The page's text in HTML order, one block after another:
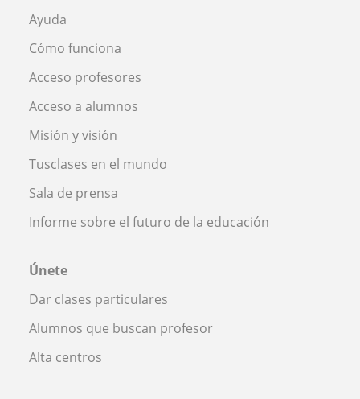
Ayuda
Cómo funciona
Acceso profesores
Acceso a alumnos
Misión y visión
Tusclases en el mundo
Sala de prensa
Informe sobre el futuro de la educación
Únete
Dar clases particulares
Alumnos que buscan profesor
Alta centros